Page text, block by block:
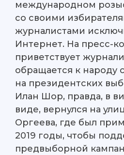
международном
со своими
журналистами
Интернет. На пресс-
приветствует
обращается к народу
на президентских
Илан Шор, правда, в
виде, вернулся на
Оргеева, где был
2019 годы, чтобы
предвыборной